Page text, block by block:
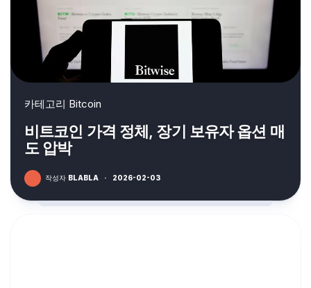
카테고리 Bitcoin
비트코인 가격 정체, 장기 보유자 옵션 매
도 압박
작성자 BLABLA · 2026-02-03